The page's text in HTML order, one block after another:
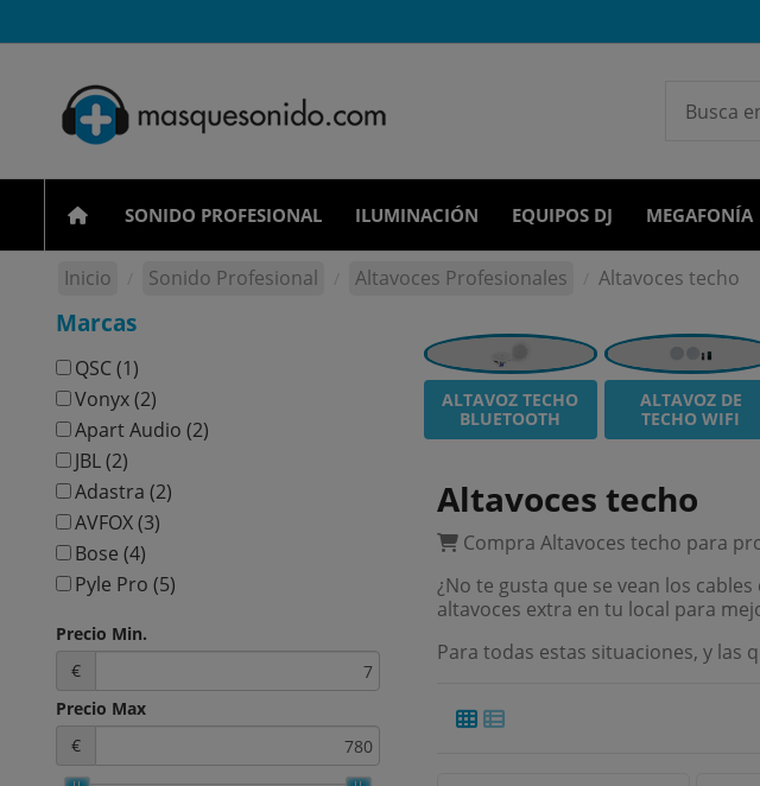
SONIDO PROFESIONAL ILUMINACIÓN EQUIPOS DJ MEGAFONÍA
Inicio Sonido Profesional Altavoces Profesionales Altavoces techo
ALTAVOZ TECHO
BLUETOOTH
ALTAVOZ DE
TECHO WIFI
Altavoces techo
Compra Altavoces techo para
¿No te gusta que se vean los
altavoces extra en tu local para
Para todas estas situaciones, y las
Marcas
QSC (1)
Vonyx (2)
Apart Audio (2)
JBL (2)
Adastra (2)
AVFOX (3)
Bose (4)
Pyle Pro (5)
Audio Music Systems(7)
Audiophony
Monacor
ECLER
Dap Audio(23)
Precio Min.
€
Precio Max
€